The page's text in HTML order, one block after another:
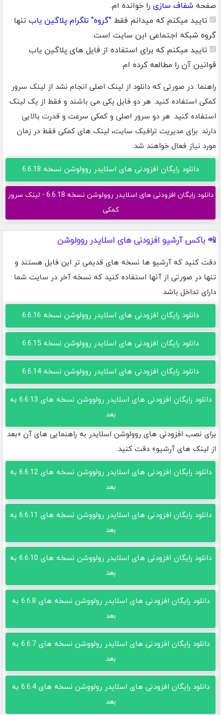
صفحه شفاف سازی را خوانده ام.
تایید میکنم که میدانم فقط "گروه" تلگرام پلاگین یاب تنها
گروه شبکه اجتماعی این سایت است.
تایید میکنم که برای استفاده از فایل های پلاگین یاب
قوانین آن را مطالعه کرده ام.
راهنما: در صورتی که دانلود از لینک اصلی انجام نشد از لینک سرور
کمکی استفاده کنید. هر دو فایل یکی می باشند و فقط از یک لینک
استفاده کنید. هر دو سرور اصلی و کمکی سرعت و قدرت بالایی
دارند. برای مدیریت ترافیک سایت، لینک های کمکی فقط در زمان
مورد نیاز فعال خواهند شد.
دانلود رایگان افزودنی های اسلایدر روولوشن نسخه 6.6.18
دانلود رایگان افزودنی های اسلایدر روولوشن نسخه 6.6.18 - لینک سرور
کمکی
📲 باکس آرشیو افزودنی های اسلایدر روولوشن
دقت کنید که آرشیو ها نسخه های قدیمی تر این فایل هستند و
تنها در صورتی از آنها استفاده کنید که نسخه آخر در سایت شما
دارای تداخل باشد.
دانلود رایگان افزودنی های اسلایدر روولوشن نسخه 6.6.16
دانلود رایگان افزودنی های اسلایدر روولوشن نسخه 6.6.15
دانلود رایگان افزودنی های اسلایدر روولوشن نسخه 6.6.14
دانلود رایگان افزودنی های اسلایدر رولووشن نسخه های 6.6.13 به
بعد
برای نصب افزودنی های روولوشن اسلایدر به راهنمایی های آن «بعد
از لینک های آرشیو» دقت کنید.
دانلود رایگان افزودنی های اسلایدر رولووشن نسخه های 6.6.12 به
بعد
دانلود رایگان افزودنی های اسلایدر رولووشن نسخه های 6.6.11 به
بعد
دانلود رایگان افزودنی های اسلایدر رولووشن نسخه های 6.6.10 به
بعد
دانلود رایگان افزودنی های اسلایدر رولووشن نسخه های 6.6.8 به
بعد
دانلود رایگان افزودنی های اسلایدر رولووشن نسخه های 6.6.7 به
بعد
دانلود رایگان افزودنی های اسلایدر رولووشن نسخه های 6.6.4 به
بعد